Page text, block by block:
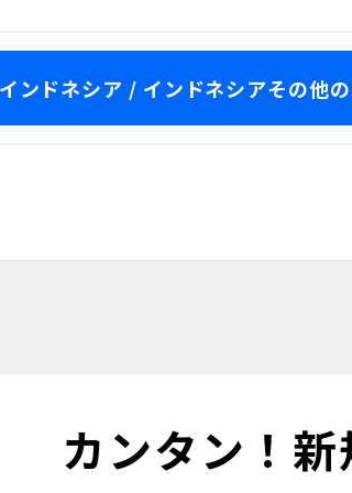
ンドネシア / インドネシアその他
カンタン！